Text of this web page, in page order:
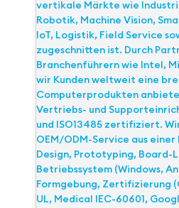
vertikale Märkte wie
Robotik, Machine Vision,
IoT, Logistik, Field Service
zugeschnitten ist. Durch
Branchenführern wie Intel,
wir Kunden weltweit eine
Computerprodukten
Vertriebs- und
und ISO13485 zertifiziert.
OEM/ODM-Service aus
Design, Prototyping, Board-
Betriebssystem (Windows,
Formgebung, Zertifizierung
UL, Medical IEC-60601,